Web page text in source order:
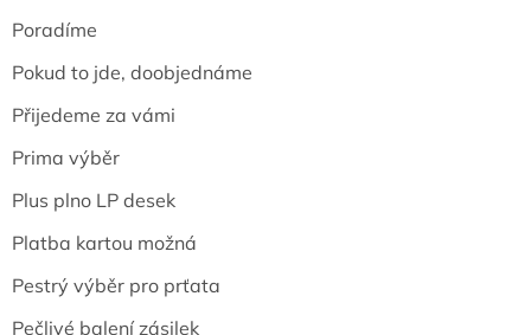
Poradíme
Pokud to jde, doobjednáme
Přijedeme za vámi
Prima výběr
Plus plno LP desek
Platba kartou možná
Pestrý výběr pro prťata
Pečlivé balení zásilek